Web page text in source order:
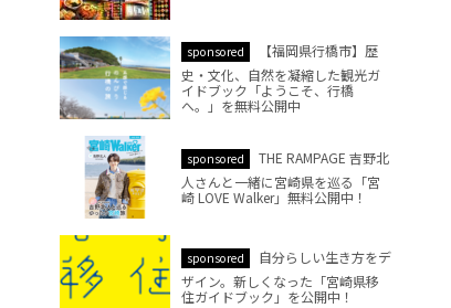
sponsored
【福岡県行橋市】歴
史・文化、自然を凝縮した観光ガ
イドブック「ようこそ、行橋
へ。」を無料公開中
sponsored
THE RAMPAGE 吉野北
人さんと一緒に宮崎県を巡る「宮
崎 LOVE Walker」無料公開中！
sponsored
自分らしい生き方をデ
ザイン。新しくなった「宮崎県移
住ガイドブック」を公開中！